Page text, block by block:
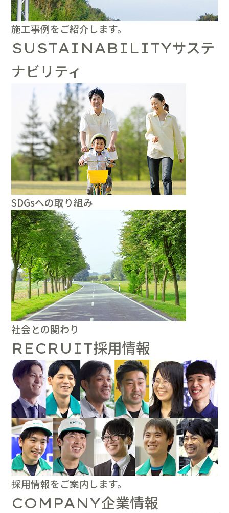
施工事例をご紹介します。
SUSTAINABILITYサステ
ナビリティ
SDGsへの取り組み
社会との関わり
RECRUIT採用情報
採用情報をご案内します。
COMPANY企業情報